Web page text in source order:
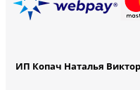
ИП Копач Наталья